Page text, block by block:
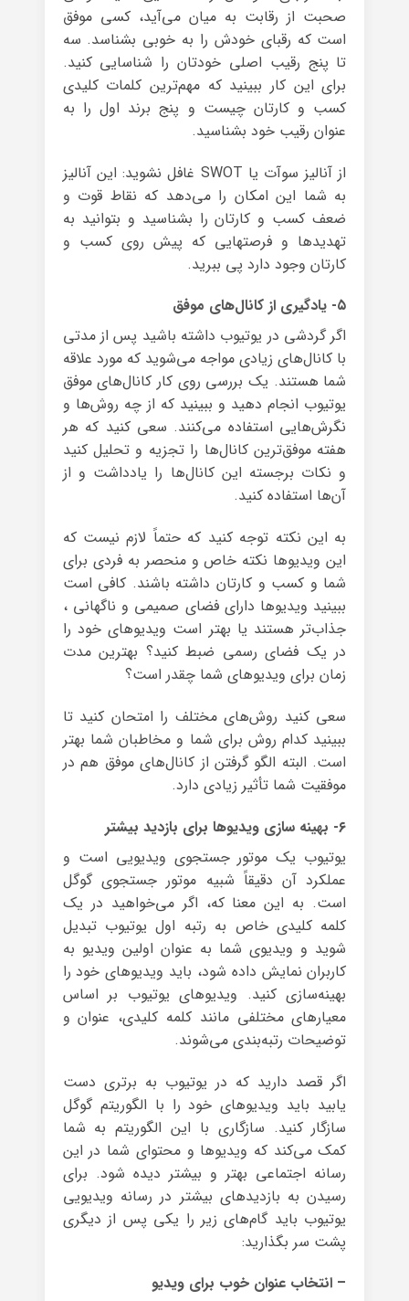
صحبت از رقابت به میان می‌آید، کسی موفق
است که رقبای خودش را به خوبی بشناسد. سه
تا پنج رقیب اصلی خودتان را شناسایی کنید.
برای این کار ببینید که مهم‌ترین کلمات کلیدی
کسب و کارتان چیست و پنج برند اول را به
عنوان رقیب خود بشناسید.
از آنالیز سوآت یا SWOT غافل نشوید: این آنالیز
به شما این امکان را می‌دهد که نقاط قوت و
ضعف کسب و کارتان را بشناسید و بتوانید به
تهدیدها و فرصت‎هایی که پیش روی کسب و
کارتان وجود دارد پی ببرید.
۵- یادگیری از کانال‌های موفق
اگر گردشی در یوتیوب داشته باشید پس از مدتی
با کانال‌های زیادی مواجه می‌شوید که مورد علاقه
شما هستند. یک بررسی روی کار کانال‌های موفق
یوتیوب انجام دهید و ببینید که از چه روش‌ها و
نگرش‌هایی استفاده می‌کنند. سعی کنید که هر
هفته موفق‌ترین کانال‌ها را تجزیه و تحلیل کنید
و نکات برجسته این کانال‌ها را یادداشت و از
آن‌ها استفاده کنید.
به این نکته توجه کنید که حتماً لازم نیست که
این ویدیوها نکته خاص و منحصر به فردی برای
شما و کسب و کارتان داشته باشند. کافی است
ببینید ویدیوها دارای فضای صمیمی و ناگهانی ،
جذاب‌تر هستند یا بهتر است ویدیوهای خود را
در یک فضای رسمی ضبط کنید؟ بهترین مدت
زمان برای ویدیوهای شما چقدر است؟
سعی کنید روش‌های مختلف را امتحان کنید تا
ببینید کدام روش برای شما و مخاطبان شما بهتر
است. البته الگو گرفتن از کانال‌های موفق هم در
موفقیت شما تأثیر زیادی دارد.
۶- بهینه سازی ویدیوها برای بازدید بیشتر
یوتیوب یک موتور جستجوی ویدیویی است و
عملکرد آن دقیقاً شبیه موتور جستجوی گوگل
است. به این معنا که، اگر می‌خواهید در یک
کلمه کلیدی خاص به رتبه اول یوتیوب تبدیل
شوید و ویدیوی شما به عنوان اولین ویدیو به
کاربران نمایش داده شود، باید ویدیوهای خود را
بهینه‌سازی کنید. ویدیوهای یوتیوب بر اساس
معیارهای مختلفی مانند کلمه کلیدی، عنوان و
توضیحات رتبه‌بندی می‌شوند.
اگر قصد دارید که در یوتیوب به برتری دست
یابید باید ویدیوهای خود را با الگوریتم گوگل
سازگار کنید. سازگاری با این الگوریتم به شما
کمک می‌کند که ویدیوها و محتوای شما در این
رسانه اجتماعی بهتر و بیشتر دیده شود. برای
رسیدن به بازدیدهای بیشتر در رسانه ویدیویی
یوتیوب باید گام‌های زیر را یکی پس از دیگری
پشت سر بگذارید:
– انتخاب عنوان خوب برای ویدیو